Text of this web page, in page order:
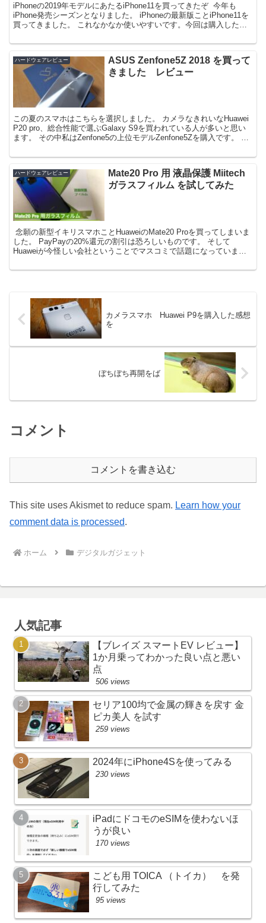
iPhoneの2019年モデルにあたるiPhone11を買ってきたぞ ￼ 今年も
iPhone発売シーズンとなりました。 iPhoneの最新版ことiPhone11を
買ってきました。 これなかなか使いやすいです。今回は購入した感
ハードウェアレビュー
ASUS Zenfone5Z 2018 を買って
きました レビュー
この夏のスマホはこちらを選択しました。 カメラなきれいなHuawei
P20 pro、総合性能で選ぶGalaxy S9を買われている人が多いと思い
ます。 その中私はZenfone5の上位モデルZenfone5Zを購入です。 使
ハードウェアレビュー
Mate20 Pro 用 液晶保護 Miitech
ガラスフィルム を試してみた
￼ 念願の新型イキリスマホことHuaweiのMate20 Proを買ってしまいま
した。 PayPayの20%還元の割引は恐ろしいものです。 そして
Huaweiが今怪しい会社ということでマスコミで話題になっていま
カメラスマホ Huawei P9を購入した感想
を
ぼちぼち再開をば
コメント
コメントを書き込む
This site uses Akismet to reduce spam. Learn how your
comment data is processed.
ホーム デジタルガジェット
人気記事
【ブレイズ スマートEV レビュー】
1か月乗ってわかった良い点と悪い
点
506 views
セリア100均で金属の輝きを戻す 金
ピカ美人 を試す
259 views
2024年にiPhone4Sを使ってみる
230 views
iPadにドコモのeSIMを使わないほ
うが良い
170 views
こども用 TOICA （トイカ） を発
行してみた
95 views